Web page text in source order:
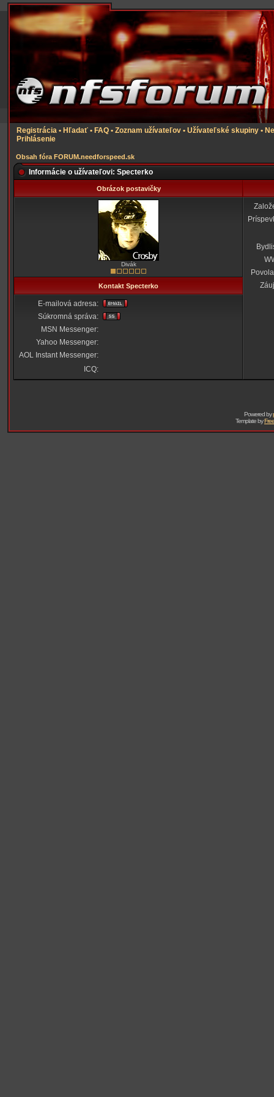
Registrácia • Hľadať • FAQ • Zoznam užívateľov • Užívateľské skupiny •
Prihlásenie
Obsah fóra FORUM.needforspeed.sk
Informácie o užívateľovi: Specterko
Obrázok postavičky
Divák
Kontakt Specterko
E-mailová adresa:
Súkromná správa:
MSN Messenger:
Yahoo Messenger:
AOL Instant Messenger:
ICQ:
Powered by
Template by